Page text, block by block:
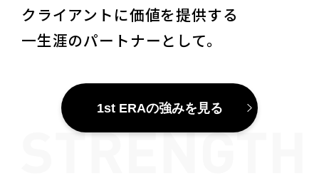
クライアントに価値を提供する
一生涯のパートナーとして。
1st ERAの強みを見る